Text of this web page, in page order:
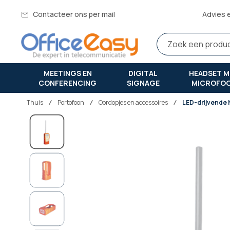
Contacteer ons per mail Advies
MEETINGS EN
CONFERENCING
DIGITAL
SIGNAGE
HEADSET
Thuis portofoon Oordopjes en accessoires LED-drijvende
Ga
einde
van
afbeeldingen-
gallerij